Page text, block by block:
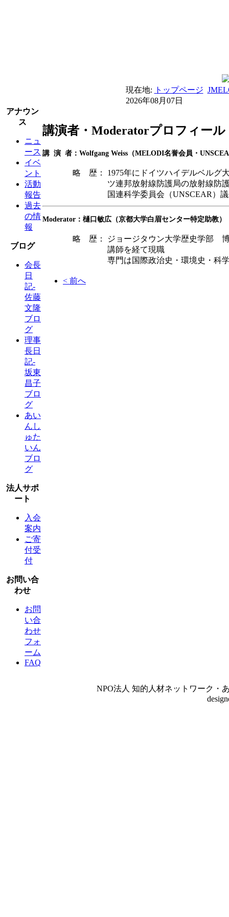
現在地: トップページ
2026年08月07日
アナウン
ス
ニュ
ース
イベ
ント
活動
報告
過去
の情
報
ブログ
会長
日
記-
佐藤
文隆
ブロ
グ
理事
長日
記-
坂東
昌子
ブロ
グ
あい
んし
ゅた
いん
ブロ
グ
法人サポ
ート
入会
案内
ご寄
付受
付
お問い合
わせ
お問
い合
わせ
フォ
ーム
FAQ
講演者・Moderatorプロフィール
講 演 者：Wolfgang Weiss（MELODI名誉会員・
略 歴：
1975年にドイツハイデルベルグ
ツ連邦放射線防護局の放射線防
国連科学委員会（UNSCEAR）
Moderator：樋口敏広（京都大学白眉センター特定助教）
略 歴：
ジョージタウン大学歴史学部
講師を経て現職
専門は国際政治史・環境史・科
< 前へ
NPO法人 知的人材ネットワーク・